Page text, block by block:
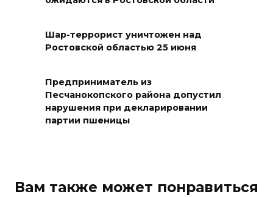
БПЛА на Кубани
погибли дети из-за атаки
БПЛА на Кубани
06 августа 2026 16:57
«Лучший школьный педагог-
Шар-террорист уничтожен над
Ростовской областью 25 июня
Предприниматель из
Песчанокопского района допустил
нарушения при декларировании
партии пшеницы
Вам также может понравиться